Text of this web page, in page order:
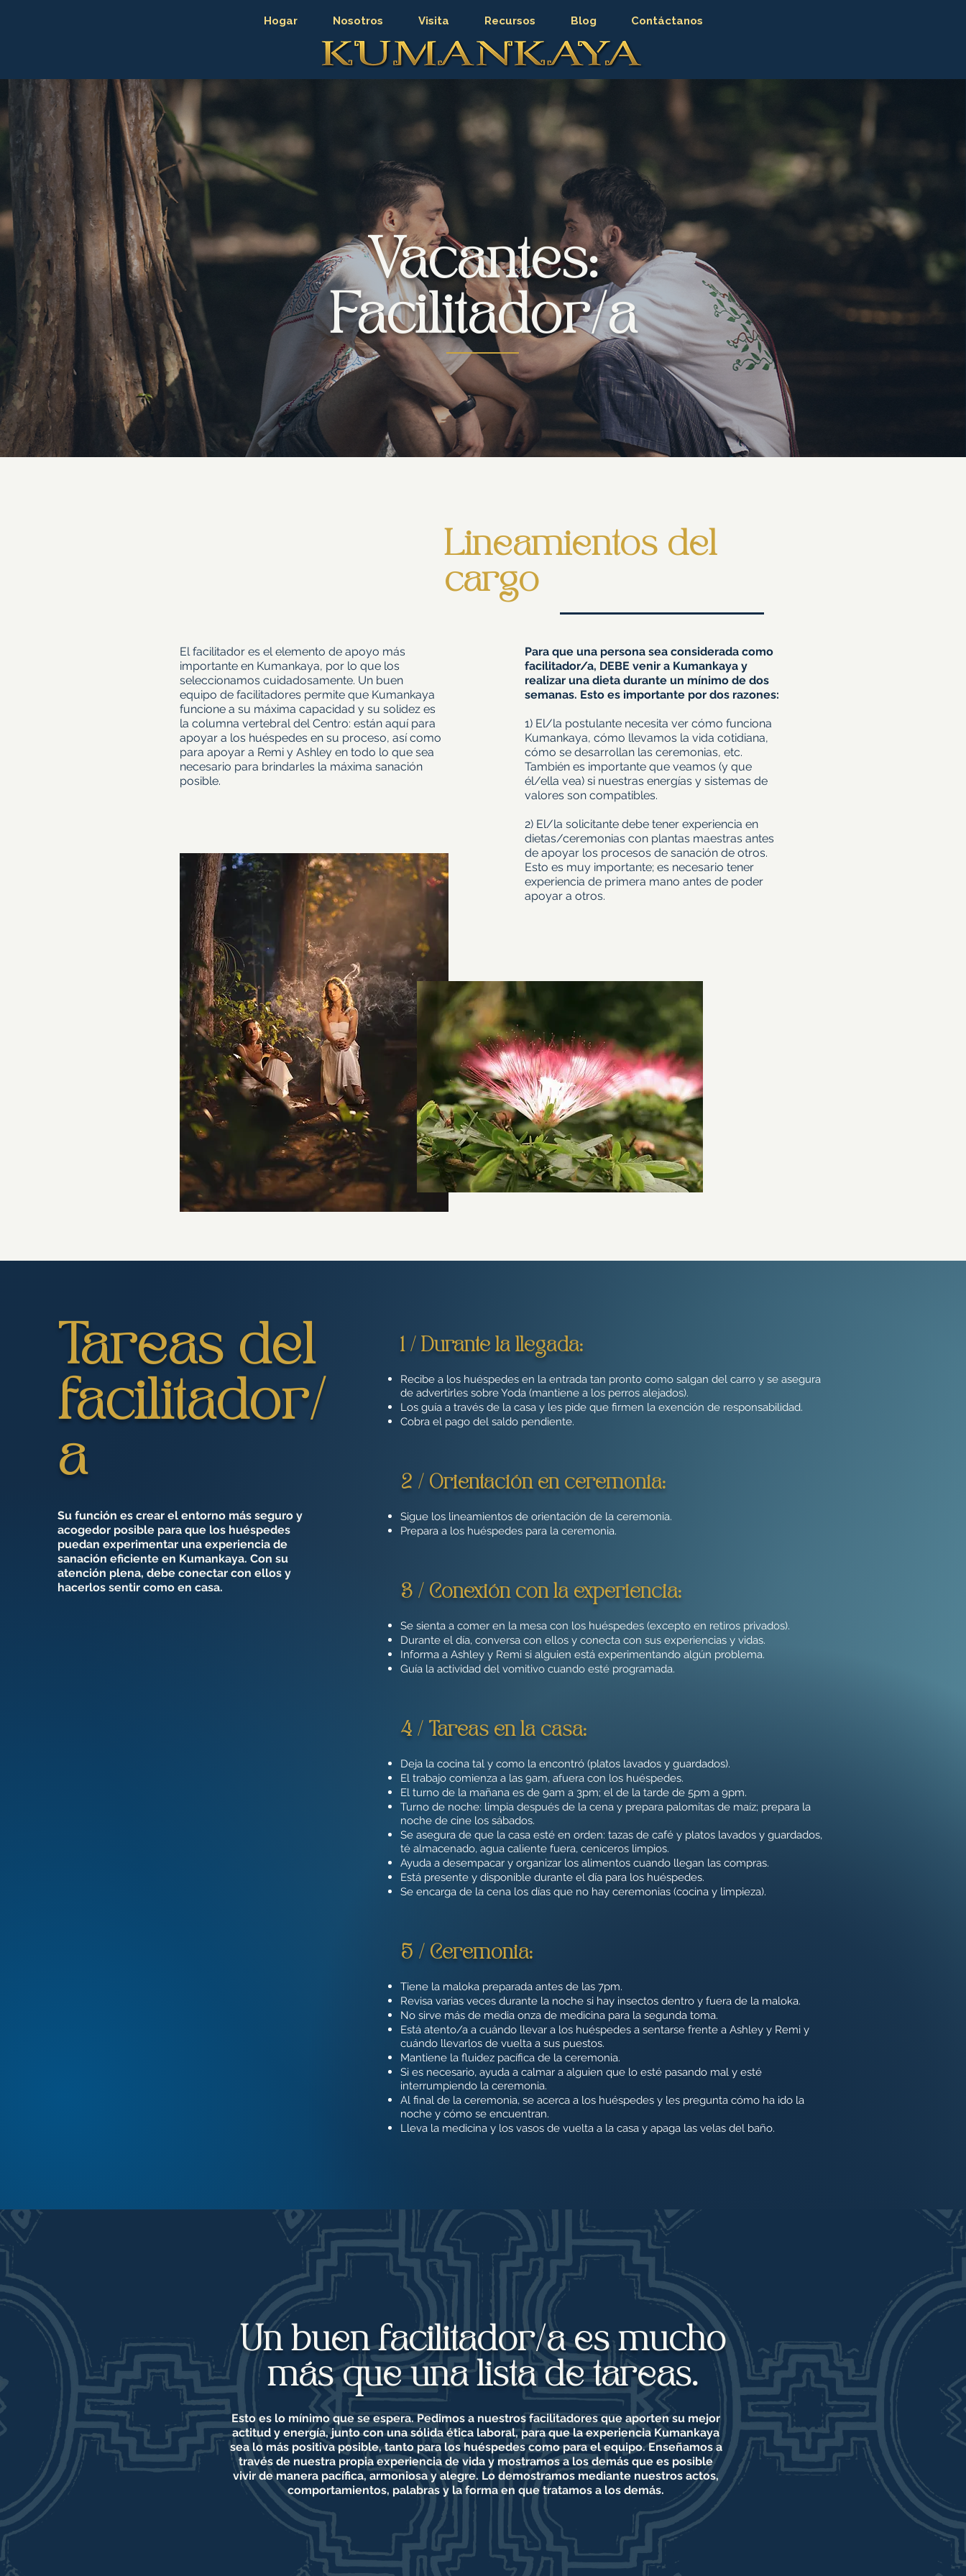
Hogar Nosotros Visita Recursos Blog Contáctanos
Vacantes:
Facilitador/a
Lineamientos del
cargo
El facilitador es el elemento de apoyo más
importante en Kumankaya, por lo que los
seleccionamos cuidadosamente. Un buen
equipo de facilitadores permite que Kumankaya
funcione a su máxima capacidad y su solidez es
la columna vertebral del Centro: están aquí para
apoyar a los huéspedes en su proceso, así como
para apoyar a Remi y Ashley en todo lo que sea
necesario para brindarles la máxima sanación
posible.
Para que una persona sea considerada como
facilitador/a, DEBE venir a Kumankaya y
realizar una dieta durante un mínimo de dos
semanas. Esto es importante por dos razones:
1) El/la postulante necesita ver cómo funciona
Kumankaya, cómo llevamos la vida cotidiana,
cómo se desarrollan las ceremonias, etc.
También es importante que veamos (y que
él/ella vea) si nuestras energías y sistemas de
valores son compatibles.
2) El/la solicitante debe tener experiencia en
dietas/ceremonias con plantas maestras antes
de apoyar los procesos de sanación de otros.
Esto es muy importante; es necesario tener
experiencia de primera mano antes de poder
apoyar a otros.
Tareas del
facilitador/
a
Su función es crear el entorno más seguro y
acogedor posible para que los huéspedes
puedan experimentar una experiencia de
sanación eficiente en Kumankaya. Con su
atención plena, debe conectar con ellos y
hacerlos sentir como en casa.
1 / Durante la llegada:
Recibe a los huéspedes en la entrada tan pronto como salgan del carro y se asegura
de advertirles sobre Yoda (mantiene a los perros alejados).
Los guía a través de la casa y les pide que firmen la exención de responsabilidad.
Cobra el pago del saldo pendiente.
2 / Orientación en ceremonia:
Sigue los lineamientos de orientación de la ceremonia.
Prepara a los huéspedes para la ceremonia.
3 / Conexión con la experiencia:
Se sienta a comer en la mesa con los huéspedes (excepto en retiros privados).
Durante el día, conversa con ellos y conecta con sus experiencias y vidas.
Informa a Ashley y Remi si alguien está experimentando algún problema.
Guía la actividad del vomitivo cuando esté programada.
4 / Tareas en la casa:
Deja la cocina tal y como la encontró (platos lavados y guardados).
El trabajo comienza a las 9am, afuera con los huéspedes.
El turno de la mañana es de 9am a 3pm; el de la tarde de 5pm a 9pm.
Turno de noche: limpia después de la cena y prepara palomitas de maíz; prepara la
noche de cine los sábados.
Se asegura de que la casa esté en orden: tazas de café y platos lavados y guardados,
té almacenado, agua caliente fuera, ceniceros limpios.
Ayuda a desempacar y organizar los alimentos cuando llegan las compras.
Está presente y disponible durante el día para los huéspedes.
Se encarga de la cena los días que no hay ceremonias (cocina y limpieza).
5 / Ceremonia:
Tiene la maloka preparada antes de las 7pm.
Revisa varias veces durante la noche si hay insectos dentro y fuera de la maloka.
No sirve más de media onza de medicina para la segunda toma.
Está atento/a a cuándo llevar a los huéspedes a sentarse frente a Ashley y Remi y
cuándo llevarlos de vuelta a sus puestos.
Mantiene la fluidez pacífica de la ceremonia.
Si es necesario, ayuda a calmar a alguien que lo esté pasando mal y esté
interrumpiendo la ceremonia.
Al final de la ceremonia, se acerca a los huéspedes y les pregunta cómo ha ido la
noche y cómo se encuentran.
Lleva la medicina y los vasos de vuelta a la casa y apaga las velas del baño.
Un buen facilitador/a es mucho
más que una lista de tareas.
Esto es lo mínimo que se espera. Pedimos a nuestros facilitadores que aporten su mejor
actitud y energía, junto con una sólida ética laboral, para que la experiencia Kumankaya
sea lo más positiva posible, tanto para los huéspedes como para el equipo. Enseñamos a
través de nuestra propia experiencia de vida y mostramos a los demás que es posible
vivir de manera pacífica, armoniosa y alegre. Lo demostramos mediante nuestros actos,
comportamientos, palabras y la forma en que tratamos a los demás.